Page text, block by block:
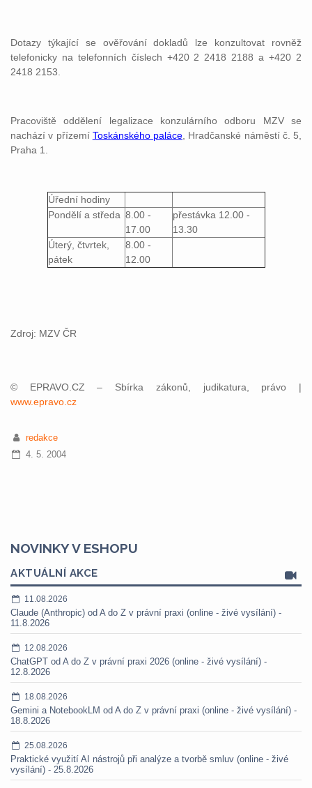
Dotazy týkající se ověřování dokladů lze konzultovat rovněž
telefonicky na telefonních číslech +420 2 2418 2188 a +420 2
2418 2153.
Pracoviště oddělení legalizace konzulárního odboru MZV se
nachází v přízemí Toskánského paláce , Hradčanské náměstí č. 5,
Praha 1.
Úřední hodiny
Pondělí a středa 8.00 -
17.00
přestávka 12.00 -
13.30
Úterý, čtvrtek,
pátek
8.00 -
12.00
Zdroj: MZV ČR
© EPRAVO.CZ – Sbírka zákonů, judikatura, právo |
www.epravo.cz
redakce
4. 5. 2004
NOVINKY V ESHOPU
AKTUÁLNÍ AKCE
11.08.2026
Claude (Anthropic) od A do Z v právní praxi (online - živé vysílání) -
11.8.2026
12.08.2026
ChatGPT od A do Z v právní praxi 2026 (online - živé vysílání) -
12.8.2026
18.08.2026
Gemini a NotebookLM od A do Z v právní praxi (online - živé vysílání) -
18.8.2026
25.08.2026
Praktické využití AI nástrojů při analýze a tvorbě smluv (online - živé
vysílání) - 25.8.2026